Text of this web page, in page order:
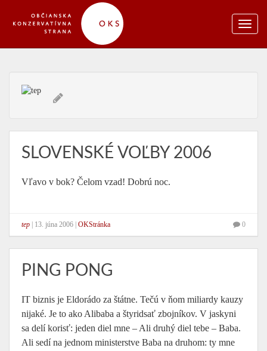
SLOVENSKÉ VOĽBY 2006
Vľavo v bok? Čelom vzad! Dobrú noc.
tep 13. júna 2006 OKStránka 0
PING PONG
IT biznis je Eldorádo za štátne. Tečú v ňom miliardy kauzy
nijaké. Je to ako Alibaba a štyridsať zbojníkov. V jaskyni
sa delí korisť: jeden diel mne – Ali druhý diel tebe – Baba.
Ali sedí na jednom ministerstve Baba na druhom: ty mne